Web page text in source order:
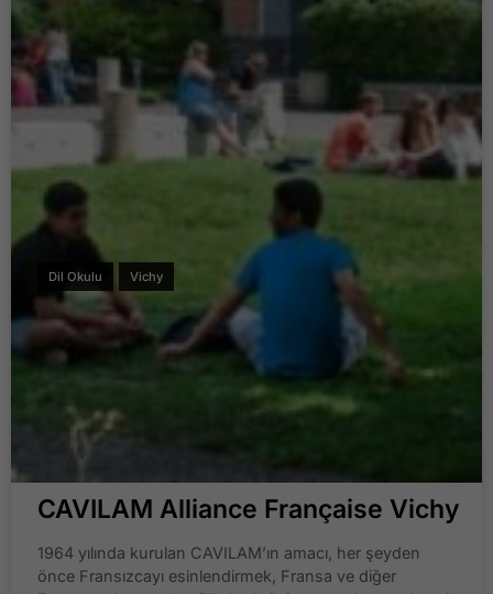
Dil Okulu Vichy
CAVILAM Alliance Française Vichy
1964 yılında kurulan CAVILAM’ın amacı, her şeyden
önce Fransızcayı esinlendirmek, Fransa ve diğer